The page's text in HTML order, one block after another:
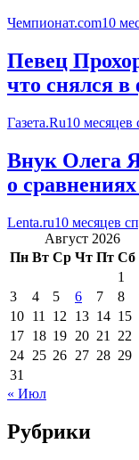
Чемпионат.com10
Певец
что снялся
Газета.Ru10 месяцев
Внук Олега
о
Lenta.ru10 месяцев
Август 2026
Пн Вт Ср Чт Пт Сб
1
3
4 5 6 7 8
10 11 12 13 14 15
17 18 19 20 21 22
24 25 26 27 28 29
31
« Июл
Рубрики